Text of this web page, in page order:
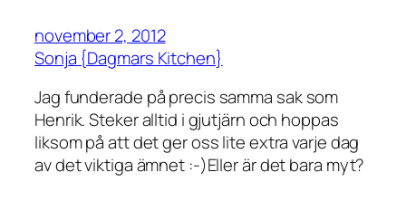
november 2, 2012
Sonja {Dagmars Kitchen}
Jag funderade på precis samma sak som
Henrik. Steker alltid i gjutjärn och hoppas
liksom på att det ger oss lite extra varje dag
av det viktiga ämnet :-)Eller är det bara myt?